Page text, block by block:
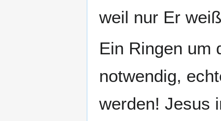
weil nur Er
Ein Ringen um
notwendig,
werden! Jesus